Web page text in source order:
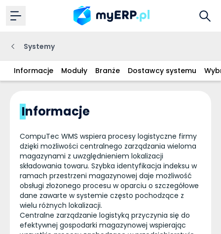
Systemy
Informacje Moduły Branże Dostawcy systemu
Informacje
CompuTec WMS wspiera procesy logistyczne firmy
dzięki możliwości centralnego zarządzania wieloma
magazynami z uwzględnieniem lokalizacji
składowania towaru. Szybka identyfikacja indeksu w
ramach przestrzeni magazynowej daje możliwość
obsługi złożonego procesu w oparciu o szczegółowe
dane zawarte w systemie często pochodzące z
wielu różnych lokalizacji.
Centralne zarządzanie logistyką przyczynia się do
efektywnej gospodarki magazynowej wspierając